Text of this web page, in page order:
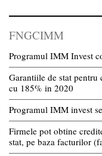
FNGCIMM
Programul IMM Invest
Garantiile de stat
cu 185% in 2020
Programul IMM invest
Firmele pot obtine
stat, pe baza facturilor